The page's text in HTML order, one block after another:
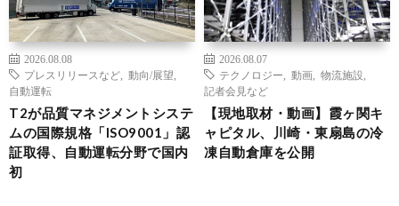
2026.08.08
プレスリリースなど
動向/展望
自動運転
T2が品質マネジメントシステ
ムの国際規格「ISO9001」認
証取得、自動運転分野で国内
初
2026.08.07
テクノロジー
動画 物流施設
記者会見など
【現地取材・動画】霞ヶ関キ
ャピタル、川崎・東扇島の冷
凍自動倉庫を公開